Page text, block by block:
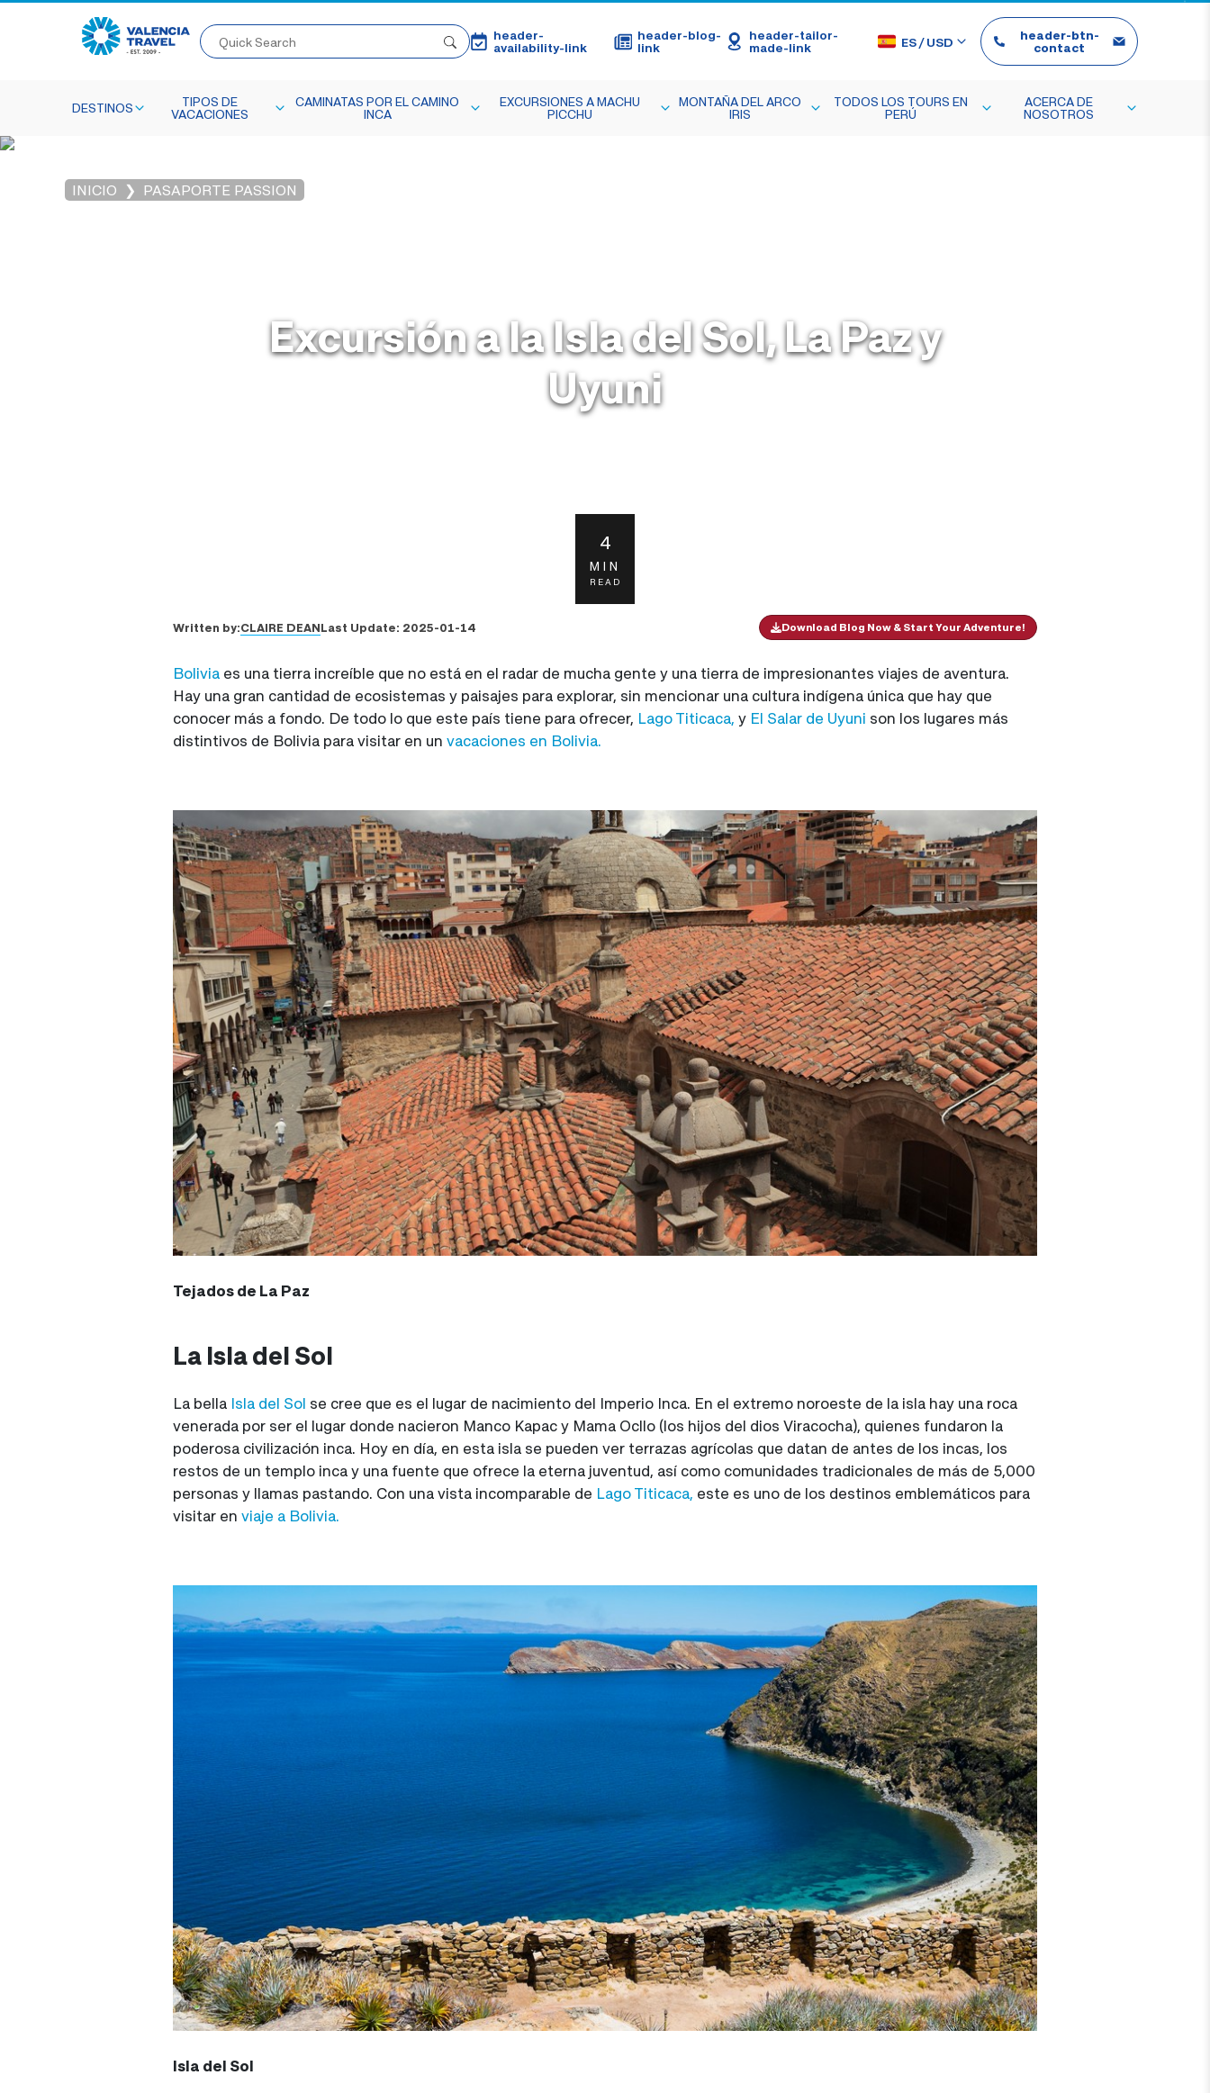
header-
availability-link
header-blog-
link
header-tailor-
made-link
ES/USD
header-btn-
contact
DESTINOS
TIPOS DE
VACACIONES
CAMINATAS POR EL CAMINO
INCA
EXCURSIONES A MACHU
PICCHU
MONTAÑA DEL ARCO
IRIS
TODOS LOS TOURS EN
PERÚ
ACERCA DE
NOSOTROS
INICIO PASAPORTE PASSION
Excursión a la Isla del Sol, La Paz y
Uyuni
4
MIN
READ
Written by:CLAIRE DEANLast Update: 2025-01-14 Download Blog Now & Start Your Adventure!
Bolivia es una tierra increíble que no está en el radar de mucha gente y una tierra de impresionantes viajes de aventura.
Hay una gran cantidad de ecosistemas y paisajes para explorar, sin mencionar una cultura indígena única que hay que
conocer más a fondo. De todo lo que este país tiene para ofrecer, Lago Titicaca, y El Salar de Uyuni son los lugares más
distintivos de Bolivia para visitar en un vacaciones en Bolivia.
Tejados de La Paz
La Isla del Sol
La bella Isla del Sol se cree que es el lugar de nacimiento del Imperio Inca. En el extremo noroeste de la isla hay una roca
venerada por ser el lugar donde nacieron Manco Kapac y Mama Ocllo (los hijos del dios Viracocha), quienes fundaron la
poderosa civilización inca. Hoy en día, en esta isla se pueden ver terrazas agrícolas que datan de antes de los incas, los
restos de un templo inca y una fuente que ofrece la eterna juventud, así como comunidades tradicionales de más de 5,000
personas y llamas pastando. Con una vista incomparable de Lago Titicaca, este es uno de los destinos emblemáticos para
visitar en viaje a Bolivia.
Isla del Sol